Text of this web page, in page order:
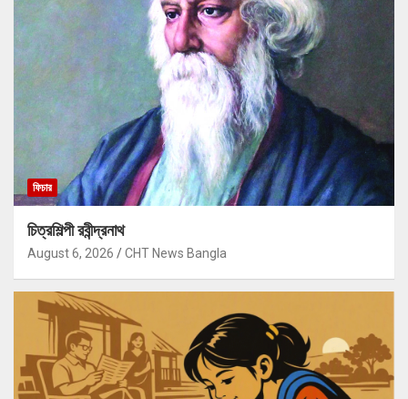
ফিচার
চিত্রশিল্পী রবীন্দ্রনাথ
August 6, 2026 CHT News Bangla